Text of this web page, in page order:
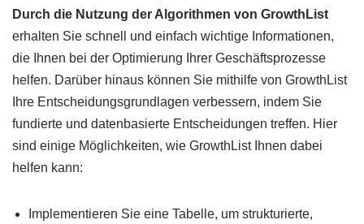
Durch die Nutzung der Algorithmen von GrowthList
erhalten Sie schnell und einfach wichtige Informationen,
die Ihnen bei der Optimierung Ihrer Geschäftsprozesse
helfen. Darüber hinaus können Sie mithilfe von GrowthList
Ihre Entscheidungsgrundlagen verbessern, indem Sie
fundierte und datenbasierte Entscheidungen treffen. Hier
sind einige Möglichkeiten, wie GrowthList Ihnen dabei
helfen kann:
Implementieren Sie eine Tabelle, um strukturierte,